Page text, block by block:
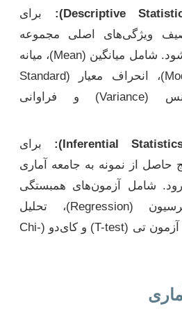
برای
ویژگی‌های اصلی مجموعه
داده‌ها استفاده می‌شود. شامل میانگین (Mean)، میانه
(Median)، نما (Mode)، انحراف معیار (Standard
Deviation)، واریانس (Variance) و فراوانی
برای
حاصل از نمونه به جامعه آماری
شامل آزمون‌های همبستگی
(Correlation)، رگرسیون (Regression)، تحلیل
واریانس (ANOVA)، آزمون تی (T-test) و کای‌دو (Chi-